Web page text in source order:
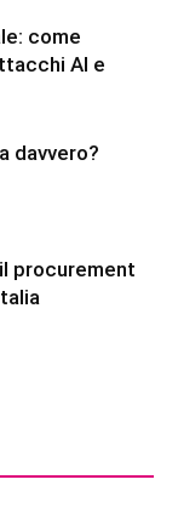
come
AI e
davvero?
procurement